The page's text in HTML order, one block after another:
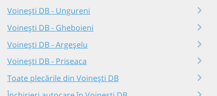
Voinești DB - Ungureni
Voinești DB - Gheboieni
Voinești DB - Argeșelu
Voinești DB - Priseaca
Toate plecările din Voinești DB